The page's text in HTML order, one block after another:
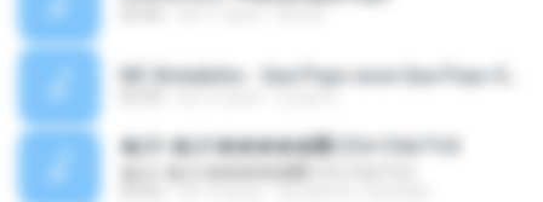
�Ԫ �Ԫ�����԰ (Ost.Club Frid